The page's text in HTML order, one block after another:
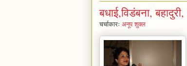
बधाई,विडंबना,
चर्चाकारः अनूप शुक्ल